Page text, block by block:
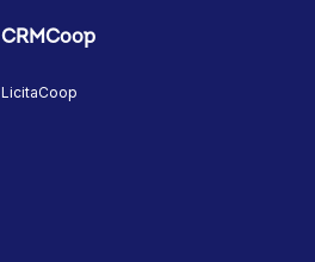
CRMCoop
LicitaCoop